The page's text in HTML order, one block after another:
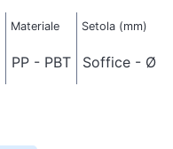
Materiale Setola (mm)
PP - PBT Soffice - Ø